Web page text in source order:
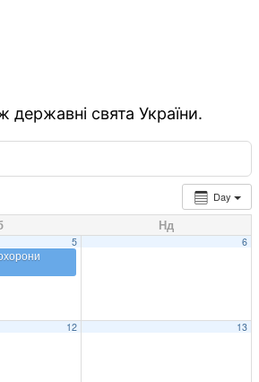
державні свята України.
Day
Нд
5 6
12 13